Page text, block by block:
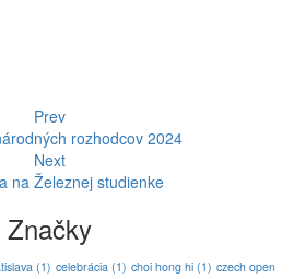
Prev
rozhodcov 2024
Next
na Železnej studienke
Značky
(1) celebrácia(1) choi hong hi(1) czech open